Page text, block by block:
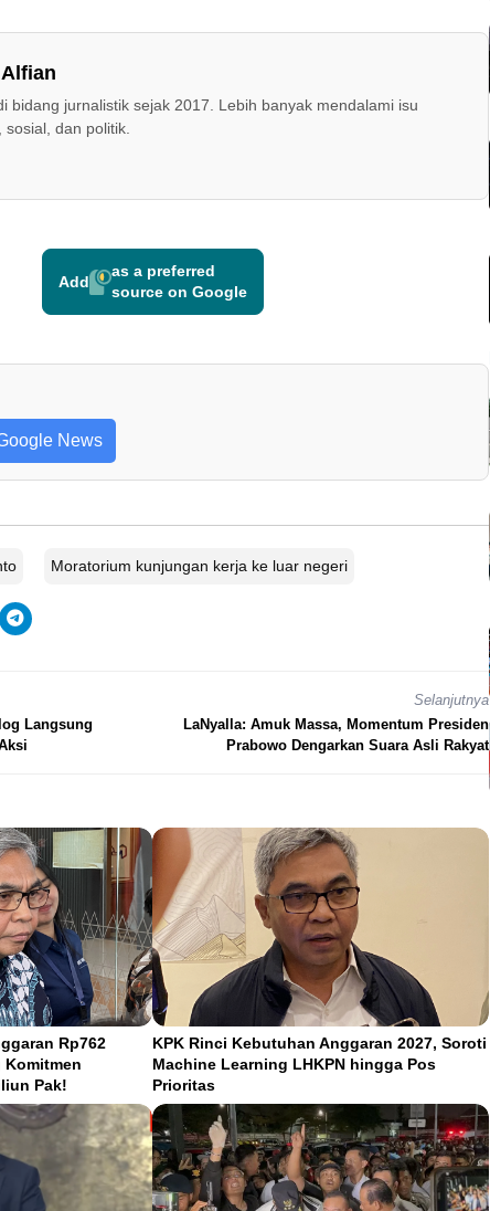
bidang jurnalistik sejak 2017. Lebih banyak mendalami isu
sosial, dan politik.
Add
as a preferred
source on Google
News
Moratorium kunjungan kerja ke luar negeri
Langsung
Selanjutnya
LaNyalla: Amuk Massa, Momentum Presiden
Prabowo Dengarkan Suara Asli Rakyat
Rp762
Komitmen
Pak!
KPK Rinci Kebutuhan Anggaran 2027, Soroti
Machine Learning LHKPN hingga Pos
Prioritas